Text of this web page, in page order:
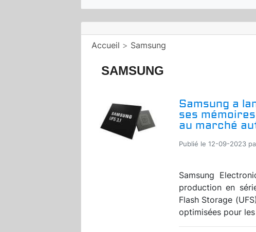
Accueil > Samsung
SAMSUNG
Samsung a
ses
au marché
Publié le 12-09-2023
Samsung
production en
Flash Storage
optimisées pour